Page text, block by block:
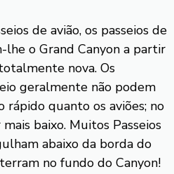
de avião, os passeios de
o Grand Canyon a partir
nova. Os
geralmente não podem
quanto os aviões; no
baixo. Muitos Passeios
abaixo da borda do
no fundo do Canyon!